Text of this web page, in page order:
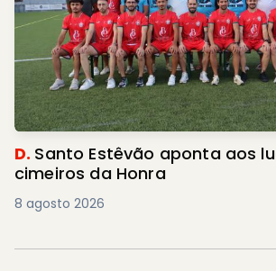
D. Santo Estêvão aponta aos
cimeiros da Honra
8 agosto 2026